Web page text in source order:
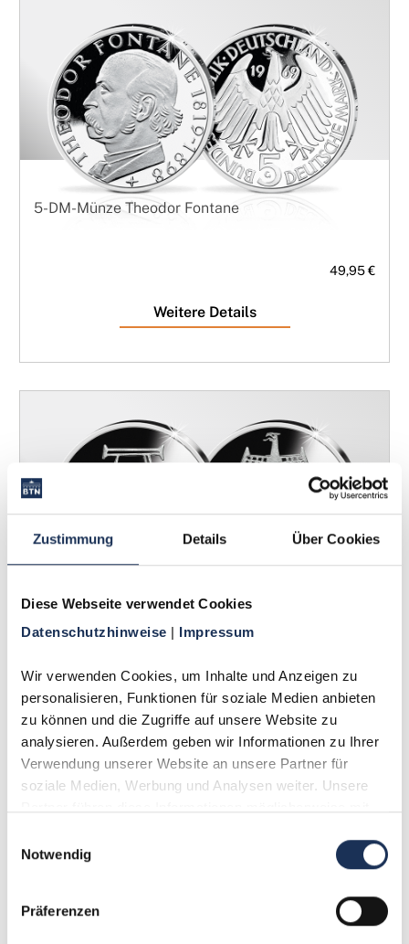
Zustimmung Details Über Cookies
Diese Webseite verwendet Cookies
Datenschutzhinweise | Impressum
Wir verwenden Cookies, um Inhalte und Anzeigen zu
personalisieren, Funktionen für soziale Medien anbieten
zu können und die Zugriffe auf unsere Website zu
analysieren. Außerdem geben wir Informationen zu Ihrer
Verwendung unserer Website an unsere Partner für
soziale Medien, Werbung und Analysen weiter. Unsere
haben oder die sie im Rahmen Ihrer Nutzung der Dienste
Notwendig
Präferenzen
5-DM-Münze Theodor Fontane
49,95 €
Weitere Details
5-DM-Münze 500. Geburtstag Albrecht Dürer
Weitere Details